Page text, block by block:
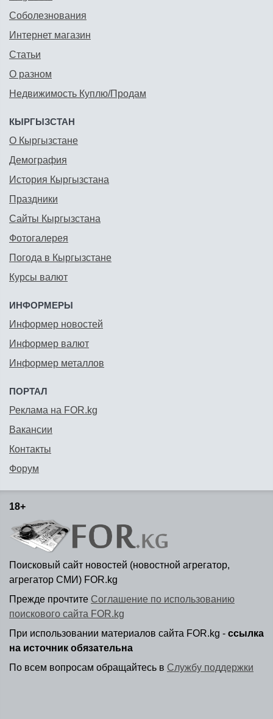
Соболезнования
Интернет магазин
Статьи
О разном
Недвижимость Куплю/Продам
КЫРГЫЗСТАН
О Кыргызстане
Демография
История Кыргызстана
Праздники
Сайты Кыргызстана
Фотогалерея
Погода в Кыргызстане
Курсы валют
ИНФОРМЕРЫ
Информер новостей
Информер валют
Информер металлов
ПОРТАЛ
Реклама на FOR.kg
Вакансии
Контакты
Форум
18+
Поисковый сайт новостей (новостной агрегатор,
агрегатор СМИ) FOR.kg
Прежде прочтите Соглашение по использованию
поискового сайта FOR.kg
При использовании материалов сайта FOR.kg - ссылка
на источник обязательна
По всем вопросам обращайтесь в Службу поддержки